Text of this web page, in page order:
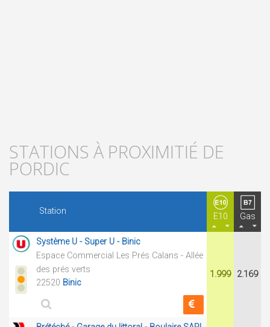
STATIONS À PROXIMITIÉ DE
PORDIC
Station
E10 Gas
Système U - Super U - Binic
Espace Commercial Les Prés Calans - Allée
des prés verts
22520 Binic
1.999 2.169